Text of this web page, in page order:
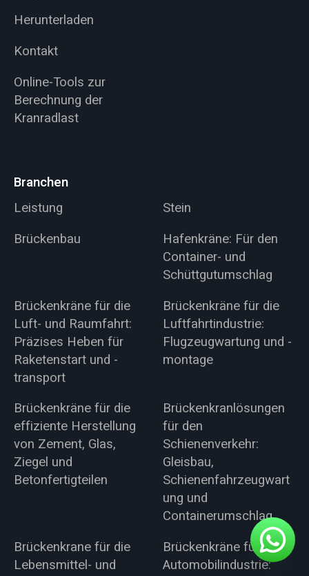
Herunterladen
Kontakt
Online-Tools zur
Berechnung der
Kranradlast
Branchen
Leistung
Stein
Brückenbau
Hafenkräne: Für den
Container- und
Schüttgutumschlag
Brückenkräne für die
Luft- und Raumfahrt:
Präzises Heben für
Raketenstart und -
transport
Brückenkräne für die
Luftfahrtindustrie:
Flugzeugwartung und -
montage
Brückenkräne für die
effiziente Herstellung
von Zement, Glas,
Ziegel und
Betonfertigteilen
Brückenkranlösungen
für den
Schienenverkehr:
Gleisbau,
Schienenfahrzeugwart
ung und
Containerumschlag
Brückenkrane für die
Lebensmittel- und
Brückenkräne für die
Automobilindustrie: